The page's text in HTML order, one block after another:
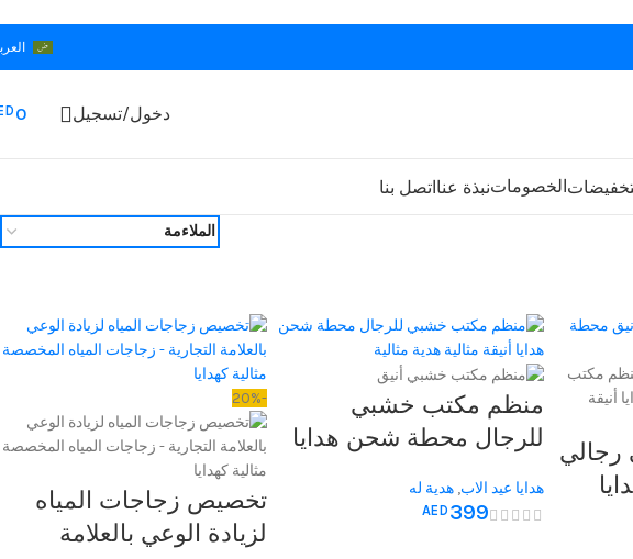
دخول/تسجيل 0
الخصوماتنبذة عنااتصل بنا
منظم مكتب خشبي
للرجال محطة شحن هدايا
هدايا عيد الاب, هدية له
AED 399
-20%
تخصيص زجاجات المياه
لزيادة الوعي بالعلامة